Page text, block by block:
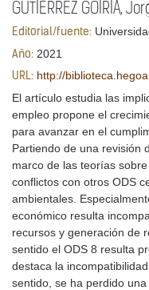
GUTIÉRREZ GOIRIA,
Editorial/fuente:
Año: 2021
URL: http://
El artículo estudia las
empleo propone el
para avanzar en el
Partiendo de una revisión
marco de las teorías
conflictos con otros ODS
ambientales.
económico resulta
recursos y generación de
sentido el ODS 8 resulta
destaca la
sentido, se ha perdido